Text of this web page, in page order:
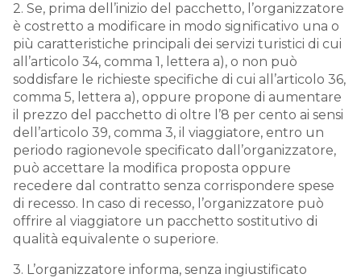
2. Se, prima dell’inizio del pacchetto, l’organizzatore
è costretto a modificare in modo significativo una o
più caratteristiche principali dei servizi turistici di cui
all’articolo 34, comma 1, lettera a), o non può
soddisfare le richieste specifiche di cui all’articolo 36,
comma 5, lettera a), oppure propone di aumentare
il prezzo del pacchetto di oltre l’8 per cento ai sensi
dell’articolo 39, comma 3, il viaggiatore, entro un
periodo ragionevole specificato dall’organizzatore,
può accettare la modifica proposta oppure
recedere dal contratto senza corrispondere spese
di recesso. In caso di recesso, l’organizzatore può
offrire al viaggiatore un pacchetto sostitutivo di
qualità equivalente o superiore.
3. L’organizzatore informa, senza ingiustificato